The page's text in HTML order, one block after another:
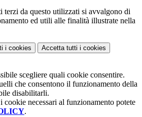
terzi da questo utilizzati si avvalgono di
ed utili alle finalità illustrate nella
i cookies Accetta tutti i cookies
scegliere quali cookie consentire.
che consentono il funzionamento della
disabilitarli.
cookie necessari al funzionamento potete
.